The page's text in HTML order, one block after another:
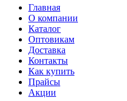
Главная
О компании
Каталог
Оптовикам
Доставка
Контакты
Как купить
Прайсы
Акции